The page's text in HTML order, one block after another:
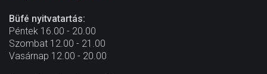
Büfé nyitvatartás:
Péntek 16.00 - 20.00
Szombat 12.00 - 21.00
Vasárnap 12.00 - 20.00